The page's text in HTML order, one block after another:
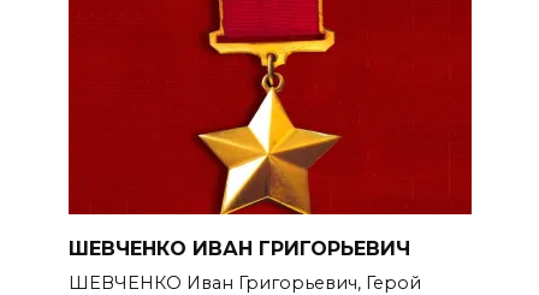
ШЕВЧЕНКО ИВАН ГРИГОРЬЕВИЧ
ШЕВЧЕНКО Иван Григорьевич, Герой